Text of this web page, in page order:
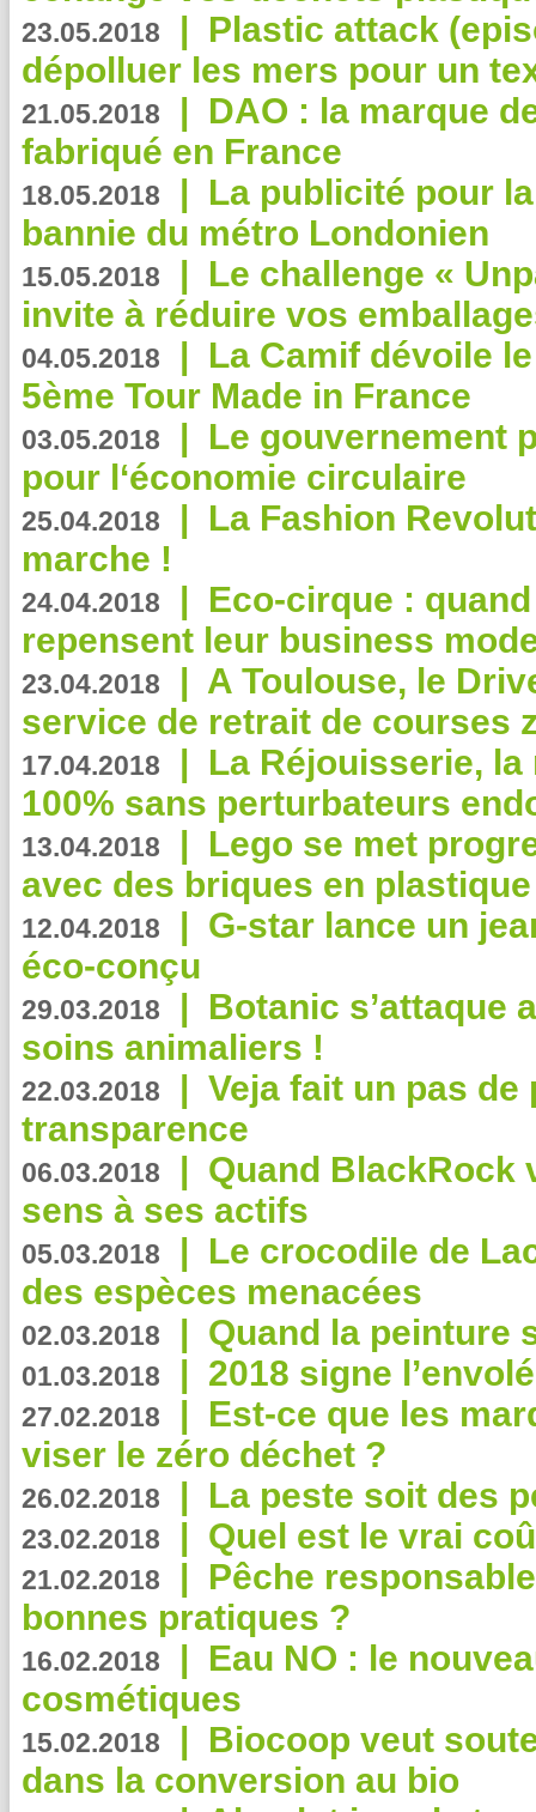
23.05.2018 | Plastic attack
dépolluer les mers pour un
21.05.2018 | DAO : la marque
fabriqué en France
18.05.2018 | La publicité pour
bannie du métro Londonien
15.05.2018 | Le challenge «
invite à réduire vos
04.05.2018 | La Camif dévoile
5ème Tour Made in France
03.05.2018 | Le gouvernement
pour l‘économie circulaire
25.04.2018 | La Fashion
marche !
24.04.2018 | Eco-cirque :
repensent leur business
23.04.2018 | A Toulouse, le
service de retrait de courses
17.04.2018 | La Réjouisserie,
100% sans perturbateurs
13.04.2018 | Lego se met
avec des briques en
12.04.2018 | G-star lance un
éco-conçu
29.03.2018 | Botanic s’attaque
soins animaliers !
22.03.2018 | Veja fait un pas de
transparence
06.03.2018 | Quand BlackRock
sens à ses actifs
05.03.2018 | Le crocodile de
des espèces menacées
02.03.2018 | Quand la peinture
01.03.2018 | 2018 signe
27.02.2018 | Est-ce que les
viser le zéro déchet ?
26.02.2018 | La peste soit des
23.02.2018 | Quel est le vrai
21.02.2018 | Pêche
bonnes pratiques ?
16.02.2018 | Eau NO : le
cosmétiques
15.02.2018 | Biocoop veut
dans la conversion au bio